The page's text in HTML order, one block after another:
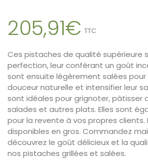
205,91€ TTC
Ces pistaches de qualité supérieure
perfection, leur conférant un goût
sont ensuite légèrement salées pour
douceur naturelle et intensifier leur
sont idéales pour grignoter, pâtisser
salades et autres plats. Elles sont
pour la revente à vos propres clients.
disponibles en gros. Commandez
découvrez le goût délicieux et la
nos pistaches grillées et salées.